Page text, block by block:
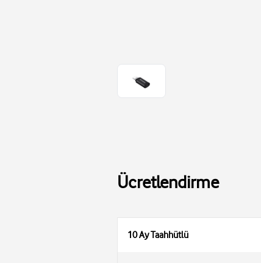
Ücretlendirme
10 Ay Taahhütlü